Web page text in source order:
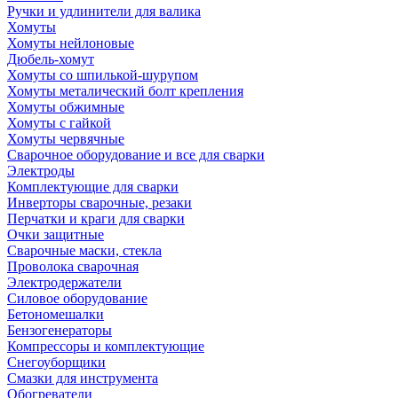
Ручки и удлинители для валика
Хомуты
Хомуты нейлоновые
Дюбель-хомут
Хомуты со шпилькой-шурупом
Хомуты металический болт крепления
Хомуты обжимные
Хомуты с гайкой
Хомуты червячные
Сварочное оборудование и все для сварки
Электроды
Комплектующие для сварки
Инверторы сварочные, резаки
Перчатки и краги для сварки
Очки защитные
Сварочные маски, стекла
Проволока сварочная
Электродержатели
Силовое оборудование
Бетономешалки
Бензогенераторы
Компрессоры и комплектующие
Снегоуборщики
Смазки для инструмента
Обогреватели